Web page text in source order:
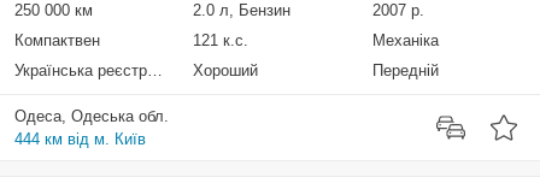
250 000 км 2.0 л, Бензин
2007 р.
Компактвен
121 к.с.
Механіка
Українська реєстрація
Хороший Передній
Одеса, Одеська обл.
444 км від м. Київ